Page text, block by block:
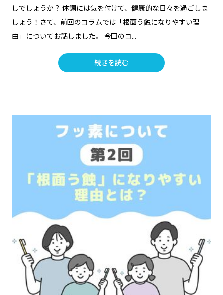
しでしょうか？ 体調には気を付けて、健康的な日々を過ごしま
しょう！さて、前回のコラムでは「根面う蝕になりやすい理
由」についてお話しました。 今回のコ...
続きを読む